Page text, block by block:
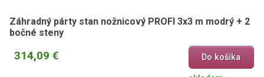
Záhradný párty stan nožnicový PROFI 3x3 m modrý + 2
bočné steny
314,09 € Do košíka